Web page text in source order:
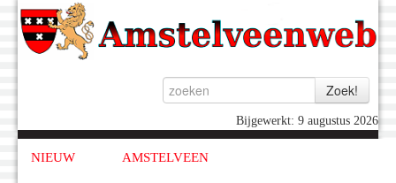
Bijgewerkt: 9 augustus 2026
NIEUW AMSTELVEEN